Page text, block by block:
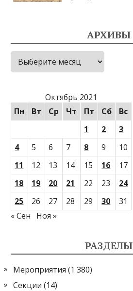
АРХИВЫ
Архивы
Октябрь 2021
Пн
Вт Ср Чт Пт Сб
Вс
1
2
3
4
5 6 7 8 9
10
11
12 13 14 15 16
17
18
19 20 21 22 23
24
25
26 27 28 29 30
31
« Сен
Ноя »
РАЗДЕЛЫ
Мероприятия (1 380)
Секции (14)